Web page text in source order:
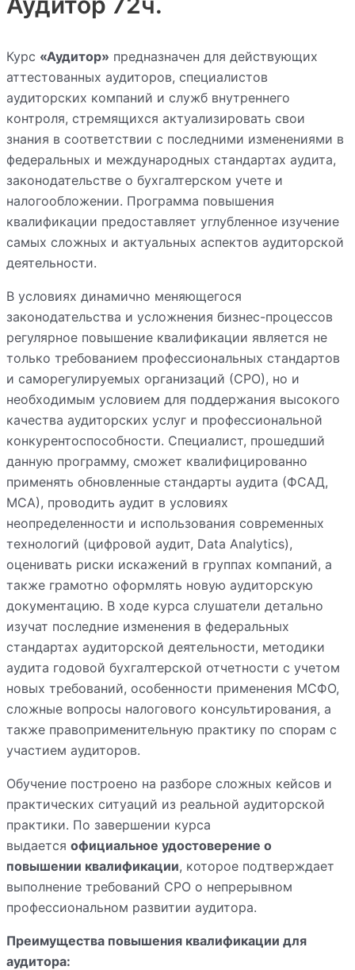
Курс «Аудитор» предназначен для действующих
аттестованных аудиторов, специалистов
аудиторских компаний и служб внутреннего
контроля, стремящихся актуализировать свои
знания в соответствии с последними изменениями в
федеральных и международных стандартах аудита,
законодательстве о бухгалтерском учете и
налогообложении. Программа повышения
квалификации предоставляет углубленное изучение
самых сложных и актуальных аспектов аудиторской
деятельности.
В условиях динамично меняющегося
законодательства и усложнения бизнес-процессов
регулярное повышение квалификации является не
только требованием профессиональных стандартов
и саморегулируемых организаций (СРО), но и
необходимым условием для поддержания высокого
качества аудиторских услуг и профессиональной
конкурентоспособности. Специалист, прошедший
данную программу, сможет квалифицированно
применять обновленные стандарты аудита (ФСАД,
МСА), проводить аудит в условиях
неопределенности и использования современных
технологий (цифровой аудит, Data Analytics),
оценивать риски искажений в группах компаний, а
также грамотно оформлять новую аудиторскую
документацию. В ходе курса слушатели детально
изучат последние изменения в федеральных
стандартах аудиторской деятельности, методики
аудита годовой бухгалтерской отчетности с учетом
новых требований, особенности применения МСФО,
сложные вопросы налогового консультирования, а
также правоприменительную практику по спорам с
участием аудиторов.
Обучение построено на разборе сложных кейсов и
практических ситуаций из реальной аудиторской
практики. По завершении курса
выдается официальное удостоверение о
повышении квалификации, которое подтверждает
выполнение требований СРО о непрерывном
профессиональном развитии аудитора.
Преимущества повышения квалификации для
аудитора: